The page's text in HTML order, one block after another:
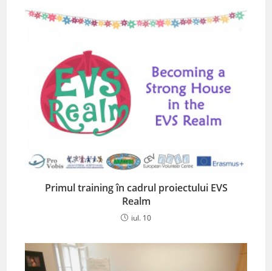
Primul training în cadrul proiectului EVS
Realm
iul. 10